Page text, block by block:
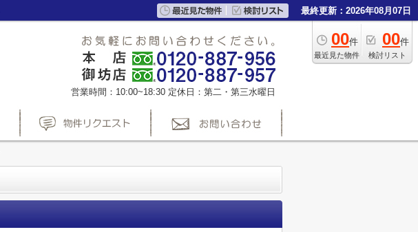
最終更新：2026年08月07日
00件
最近見た物件
00件
検討リスト
営業時間：10:00~18:30 定休日：第二・第三水曜日